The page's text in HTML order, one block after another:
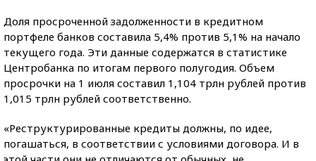
Доля просроченной задолженности в кредитном
портфеле банков составила 5,4% против 5,1% на начало
текущего года. Эти данные содержатся в статистике
Центробанка по итогам первого полугодия. Объем
просрочки на 1 июля составил 1,104 трлн рублей против
1,015 трлн рублей соответственно.
«Реструктурированные кредиты должны, по идее,
погашаться, в соответствии с условиями договора. И в